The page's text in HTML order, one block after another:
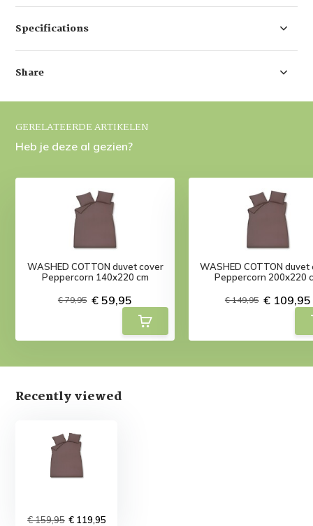
Specifications
Share
GERELATEERDE ARTIKELEN
Heb je deze al gezien?
WASHED COTTON duvet cover
Peppercorn 140x220 cm
€ 79,95 € 59,95
WASHED COTTON duvet
Peppercorn 200x220
€ 149,95 € 109,95
Recently viewed
€ 159,95 € 119,95